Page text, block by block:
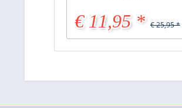
€ 11,95 * € 25,95 *